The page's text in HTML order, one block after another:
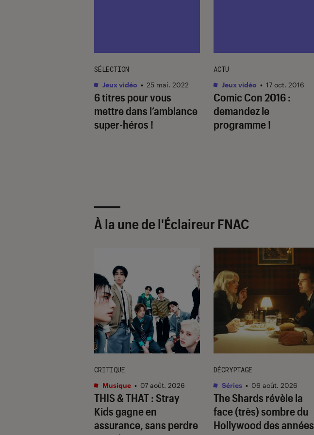
6 titres pour vous
mettre dans l’ambiance
super-héros !
SÉLECTION
Jeux vidéo • 25 mai. 2022
Comic Con 2016 :
demandez le
programme !
ACTU
Jeux vidéo • 17 oct. 2016
À la une de l'Éclaireur FNAC
THIS & THAT: Stray
Kids gagne en
assurance, sans perdre
CRITIQUE
Musique • 07 août. 2026
The Shards révèle la
face (très) sombre du
Hollywood des années
DÉCRYPTAGE
Séries • 06 août. 2026